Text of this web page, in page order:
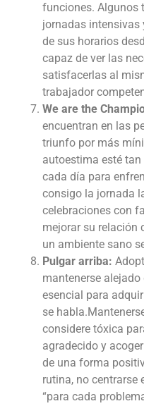
funciones. Algunos
jornadas intensivas
de sus horarios
capaz de ver las
satisfacerlas al
trabajador
We are the
encuentran en las
triunfo por más
autoestima esté
cada día para
consigo la jornada
celebraciones con
mejorar su relación
un ambiente sano
Pulgar arriba:
mantenerse
esencial para
se
considere tóxica
agradecido y
de una forma
rutina, no centrarse
“para cada